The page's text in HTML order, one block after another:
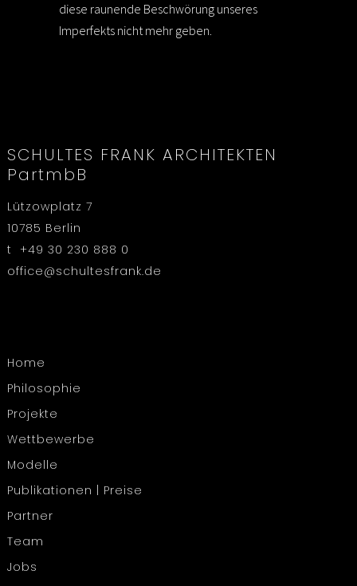
diese raunende Beschwörung unseres
Imperfekts nicht mehr geben.
SCHULTES FRANK ARCHITEKTEN
PartmbB
Lützowplatz 7
10785 Berlin
t +49 30 230 888 0
office@schultesfrank.de
Home
Philosophie
Projekte
Wettbewerbe
Modelle
Publikationen | Preise
Partner
Team
Jobs